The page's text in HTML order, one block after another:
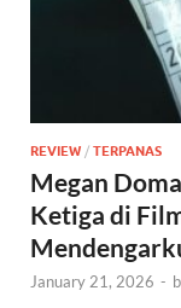
REVIEW / TERPANAS
Megan
Ketiga di
January 21, 2026 -